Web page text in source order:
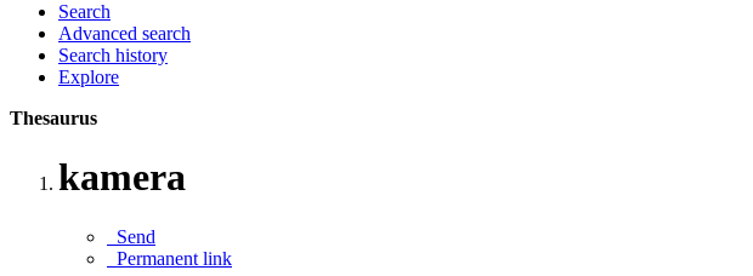
Search
Advanced search
Search history
Explore
Thesaurus
kamera
Send
Permanent link